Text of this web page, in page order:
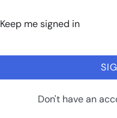
Keep me signed in
Don't have an